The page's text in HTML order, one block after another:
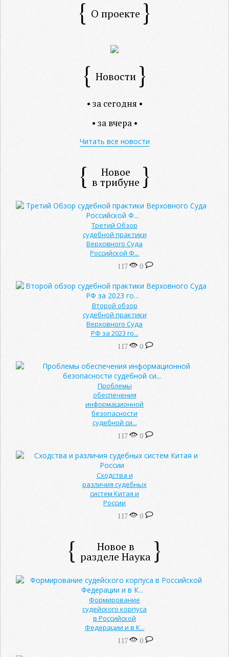
О проекте
Новости
• за сегодня •
• за вчера •
Читать все новости
Новое
в трибуне
Третий Обзор
судебной практики
Верховного Суда
Российской Ф...
117 0
Второй обзор
судебной практики
Верховного Суда
РФ за 2023 го...
117 0
Проблемы
обеспечения
информационной
безопасности
судебной си...
117 0
Сходства и
различия судебных
систем Китая и
России
117 0
Новое в
разделе Наука
Формирование
судейского корпуса
в Российской
Федерации и в К...
117 0